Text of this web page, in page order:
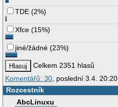
TDE (2%)
Xfce (15%)
jiné/žádné (23%)
Celkem 2351 hlasů
Komentářů: 30 , poslední 3.4. 20:20
Rozcestník
AbcLinuxu